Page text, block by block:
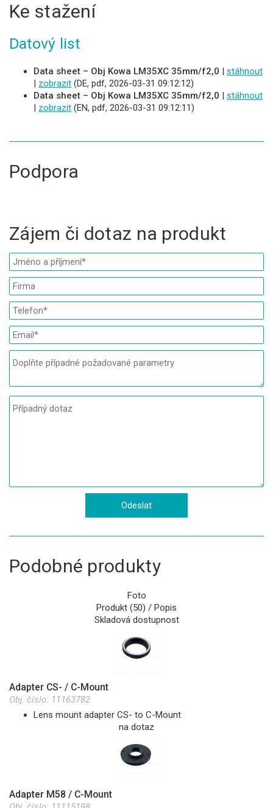
Ke stažení
Datový list
Data sheet – Obj Kowa LM35XC 35mm/f2,0 | stáhnout
| zobrazit (DE, pdf, 2026-03-31 09:12:12)
Data sheet – Obj Kowa LM35XC 35mm/f2,0 | stáhnout
| zobrazit (EN, pdf, 2026-03-31 09:12:11)
Podpora
Zájem či dotaz na produkt
Podobné produkty
Foto
Produkt (50) / Popis
Skladová dostupnost
Adapter CS- / C-Mount
Obj. číslo: 11163782
Lens mount adapter CS- to C-Mount
na dotaz
Adapter M58 / C-Mount